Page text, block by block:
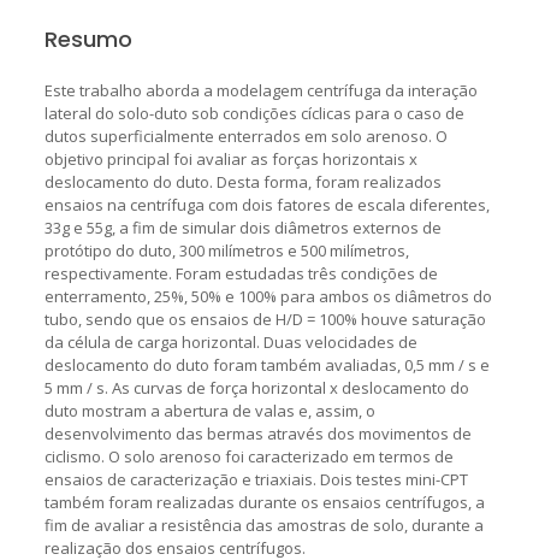
Resumo
Este trabalho aborda a modelagem centrífuga da interação
lateral do solo-duto sob condições cíclicas para o caso de
dutos superficialmente enterrados em solo arenoso. O
objetivo principal foi avaliar as forças horizontais x
deslocamento do duto. Desta forma, foram realizados
ensaios na centrífuga com dois fatores de escala diferentes,
33g e 55g, a fim de simular dois diâmetros externos de
protótipo do duto, 300 milímetros e 500 milímetros,
respectivamente. Foram estudadas três condições de
enterramento, 25%, 50% e 100% para ambos os diâmetros do
tubo, sendo que os ensaios de H/D = 100% houve saturação
da célula de carga horizontal. Duas velocidades de
deslocamento do duto foram também avaliadas, 0,5 mm / s e
5 mm / s. As curvas de força horizontal x deslocamento do
duto mostram a abertura de valas e, assim, o
desenvolvimento das bermas através dos movimentos de
ciclismo. O solo arenoso foi caracterizado em termos de
ensaios de caracterização e triaxiais. Dois testes mini-CPT
também foram realizadas durante os ensaios centrífugos, a
fim de avaliar a resistência das amostras de solo, durante a
realização dos ensaios centrífugos.